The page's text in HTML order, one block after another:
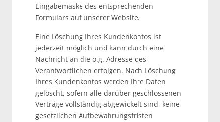
Eingabemaske des entsprechenden
Formulars auf unserer Website.
Eine Löschung Ihres Kundenkontos ist
jederzeit möglich und kann durch eine
Nachricht an die o.g. Adresse des
Verantwortlichen erfolgen. Nach Löschung
Ihres Kundenkontos werden Ihre Daten
gelöscht, sofern alle darüber geschlossenen
Verträge vollständig abgewickelt sind, keine
gesetzlichen Aufbewahrungsfristen